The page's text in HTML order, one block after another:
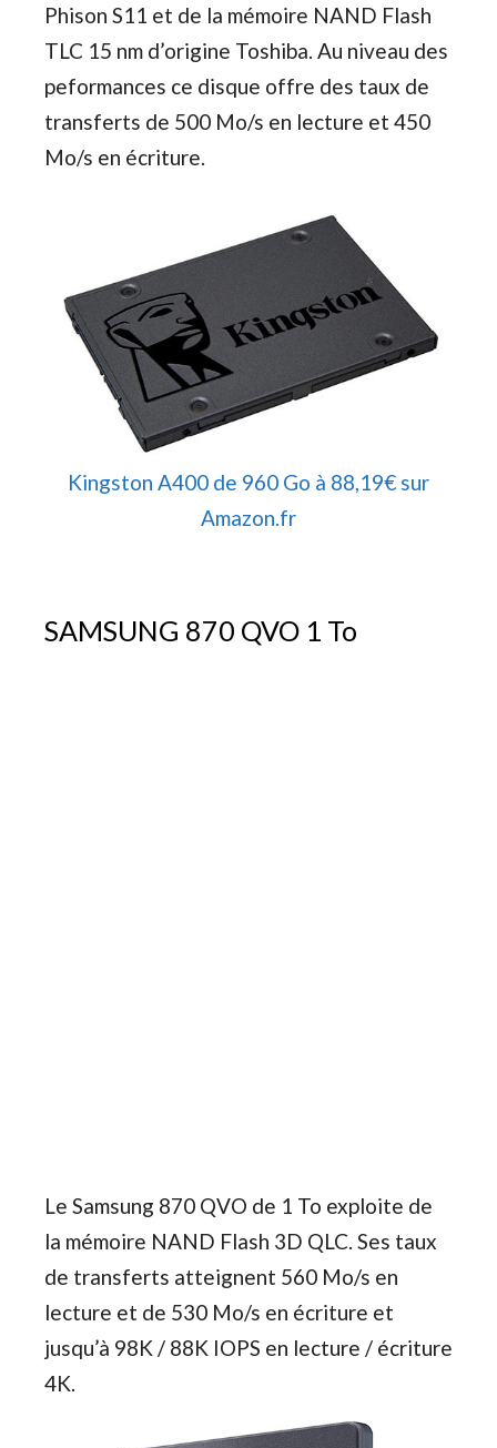
Phison S11 et de la mémoire NAND Flash
TLC 15 nm d’origine Toshiba. Au niveau des
peformances ce disque offre des taux de
transferts de 500 Mo/s en lecture et 450
Mo/s en écriture.
Kingston A400 de 960 Go à 88,19€ sur
Amazon.fr
SAMSUNG 870 QVO 1 To
Le Samsung 870 QVO de 1 To exploite de
la mémoire NAND Flash 3D QLC. Ses taux
de transferts atteignent 560 Mo/s en
lecture et de 530 Mo/s en écriture et
jusqu’à 98K / 88K IOPS en lecture / écriture
4K.